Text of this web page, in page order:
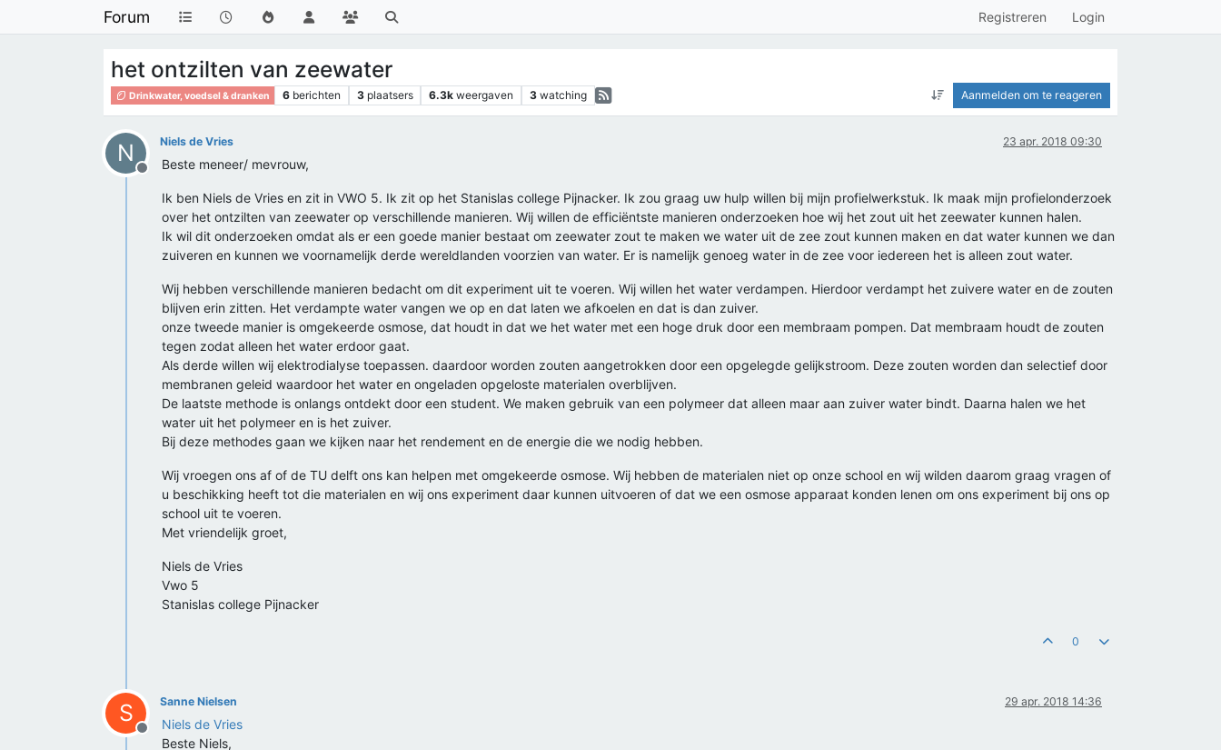
Forum Registreren Login
het ontzilten van zeewater
Drinkwater, voedsel & dranken 6 berichten 3 plaatsers 6.3k weergaven 3 watching Aanmelden om te reageren
N
Offline
Niels de Vries 23 apr. 2018 09:30
Beste meneer/ mevrouw,
Ik ben Niels de Vries en zit in VWO 5. Ik zit op het Stanislas college Pijnacker. Ik zou graag uw hulp willen bij mijn profielwerkstuk. Ik maak mijn profielonderzoek
over het ontzilten van zeewater op verschillende manieren. Wij willen de efficiëntste manieren onderzoeken hoe wij het zout uit het zeewater kunnen halen.
Ik wil dit onderzoeken omdat als er een goede manier bestaat om zeewater zout te maken we water uit de zee zout kunnen maken en dat water kunnen we dan
zuiveren en kunnen we voornamelijk derde wereldlanden voorzien van water. Er is namelijk genoeg water in de zee voor iedereen het is alleen zout water.
Wij hebben verschillende manieren bedacht om dit experiment uit te voeren. Wij willen het water verdampen. Hierdoor verdampt het zuivere water en de zouten
blijven erin zitten. Het verdampte water vangen we op en dat laten we afkoelen en dat is dan zuiver.
onze tweede manier is omgekeerde osmose, dat houdt in dat we het water met een hoge druk door een membraam pompen. Dat membraam houdt de zouten
tegen zodat alleen het water erdoor gaat.
Als derde willen wij elektrodialyse toepassen. daardoor worden zouten aangetrokken door een opgelegde gelijkstroom. Deze zouten worden dan selectief door
membranen geleid waardoor het water en ongeladen opgeloste materialen overblijven.
De laatste methode is onlangs ontdekt door een student. We maken gebruik van een polymeer dat alleen maar aan zuiver water bindt. Daarna halen we het
water uit het polymeer en is het zuiver.
Bij deze methodes gaan we kijken naar het rendement en de energie die we nodig hebben.
Wij vroegen ons af of de TU delft ons kan helpen met omgekeerde osmose. Wij hebben de materialen niet op onze school en wij wilden daarom graag vragen of
u beschikking heeft tot die materialen en wij ons experiment daar kunnen uitvoeren of dat we een osmose apparaat konden lenen om ons experiment bij ons op
school uit te voeren.
Met vriendelijk groet,
Niels de Vries
Vwo 5
Stanislas college Pijnacker
0
S
Offline
Sanne Nielsen 29 apr. 2018 14:36
Niels de Vries
Beste Niels,